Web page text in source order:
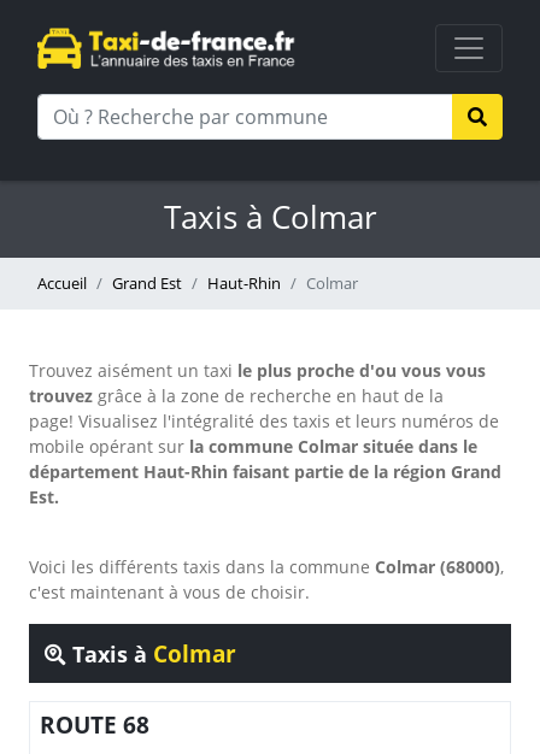
Taxis à Colmar
Accueil Grand Est Haut-Rhin Colmar
Trouvez aisément un taxi le plus proche d'ou vous vous
trouvez grâce à la zone de recherche en haut de la
page! Visualisez l'intégralité des taxis et leurs numéros de
mobile opérant sur la commune Colmar située dans le
département Haut-Rhin faisant partie de la région Grand
Est.
Voici les différents taxis dans la commune Colmar (68000),
c'est maintenant à vous de choisir.
Taxis à Colmar
ROUTE 68